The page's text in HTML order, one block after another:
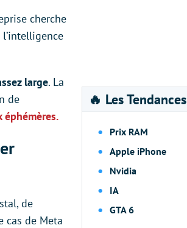
cherche
large. La
de
éphémères.
de
cas de Meta
🔥 Les Tendances
Prix RAM
Apple iPhone
Nvidia
IA
GTA 6